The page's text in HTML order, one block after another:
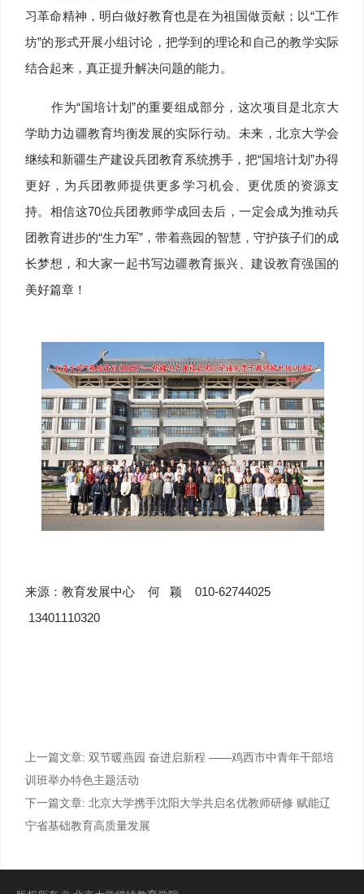
习革命精神，明白做好教育也是在为祖国做贡献；以“工作
坊”的形式开展小组讨论，把学到的理论和自己的教学实际
结合起来，真正提升解决问题的能力。
作为“国培计划”的重要组成部分，这次项目是北京大
学助力边疆教育均衡发展的实际行动。未来，北京大学会
继续和新疆生产建设兵团教育系统携手，把“国培计划”办得
更好，为兵团教师提供更多学习机会、更优质的资源支
持。相信这70位兵团教师学成回去后，一定会成为推动兵
团教育进步的“生力军”，带着燕园的智慧，守护孩子们的成
长梦想，和大家一起书写边疆教育振兴、建设教育强国的
美好篇章！
来源：教育发展中心 何 颖 010-62744025
13401110320
上一篇文章: 双节暖燕园 奋进启新程 ——鸡西市中青年干部培
训班举办特色主题活动
下一篇文章: 北京大学携手沈阳大学共启名优教师研修 赋能辽
宁省基础教育高质量发展